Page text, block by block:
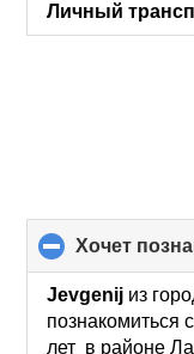
Личный
хочет
Jevgenij из
познакомиться
лет в районе